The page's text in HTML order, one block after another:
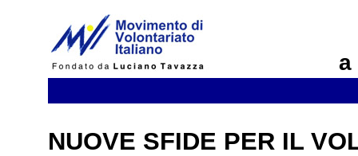
a
NUOVE SFIDE PER IL